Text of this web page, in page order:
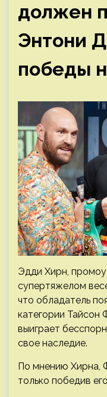
должен
Энтони
победы
Эдди Хирн,
супертяжелом
что обладатель
категории Тайсон
выиграет
свое наследие.
По мнению Хирна,
только победив